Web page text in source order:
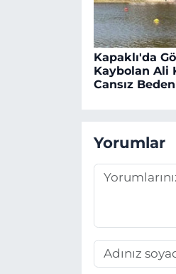
Kapaklı'da
Kaybolan Ali
Cansız
Yorumlar